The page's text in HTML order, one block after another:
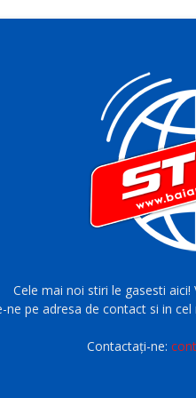
Cele mai noi stiri le gasesti
ne pe adresa de contact si in
Contactați-ne: